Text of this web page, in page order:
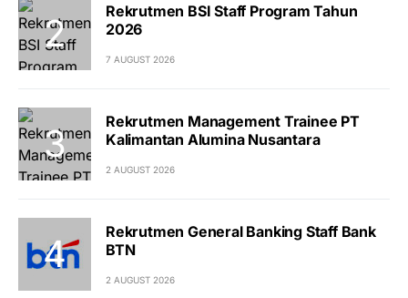
Rekrutmen BSI Staff Program Tahun
2026
7 AUGUST 2026
Rekrutmen Management Trainee PT
Kalimantan Alumina Nusantara
2 AUGUST 2026
Rekrutmen General Banking Staff Bank
BTN
2 AUGUST 2026